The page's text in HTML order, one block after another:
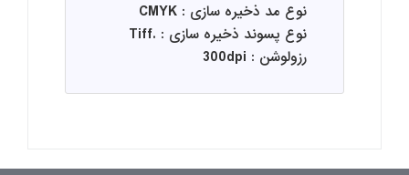
نوع مد ذخیره سازی : CMYK
نوع پسوند ذخیره سازی : .Tiff
رزولوشن : 300dpi